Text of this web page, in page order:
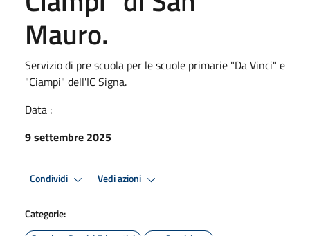
Mauro.
Servizio di pre scuola per le scuole primarie "Da Vinci" e
"Ciampi" dell'IC Signa.
Data :
9 settembre 2025
Condividi Vedi azioni
Categorie: